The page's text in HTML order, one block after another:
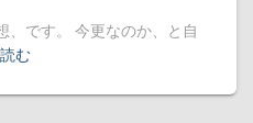
、です。 今更なのか、と自
む